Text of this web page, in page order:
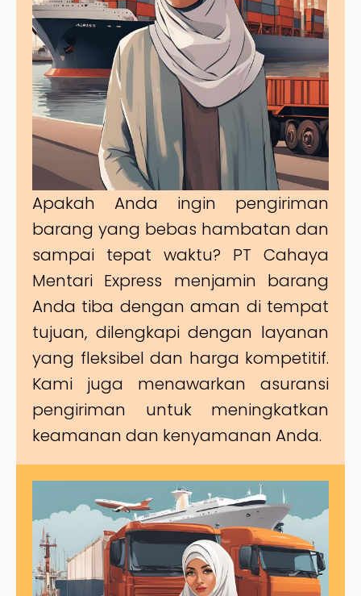
Apakah Anda ingin pengiriman
barang yang bebas hambatan dan
sampai tepat waktu? PT Cahaya
Mentari Express menjamin barang
Anda tiba dengan aman di tempat
tujuan, dilengkapi dengan layanan
yang fleksibel dan harga kompetitif.
Kami juga menawarkan asuransi
pengiriman untuk meningkatkan
keamanan dan kenyamanan Anda.